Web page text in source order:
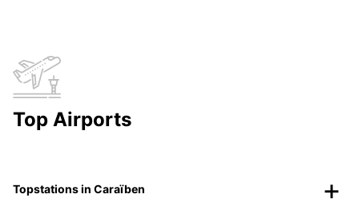
Top Airports
Topstations in Caraïben